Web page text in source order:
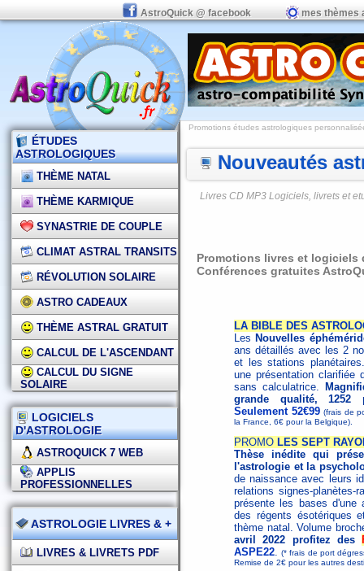
AstroQuick @ facebook mes thèmes
ÉTUDES
ASTROLOGIQUES
THÈME NATAL
THÈME KARMIQUE
SYNASTRIE DE COUPLE
CLIMAT ASTRAL TRANSITS
RÉVOLUTION SOLAIRE
ASTRO CADEAUX
THÈME ASTRAL GRATUIT
CALCUL DE L'ASCENDANT
CALCUL DU SIGNE
SOLAIRE
LOGICIELS
D'ASTROLOGIE
ASTROQUICK 7 WEB
APPLIS
PROFESSIONNELLES
ASTROLOGIE LIVRES & +
LIVRES & LIVRETS PDF
Promotions études astrologiques
Nouveautés
Livres CD MP3 Logiciels, livrets et
Promotions livres et logiciels
Conférences gratuites
LA BIBLE DES
Les Nouvelles
ans détaillés avec les 2
et les stations
une présentation clarifiée
sans calculatrice.
grande qualité, 1252
Seulement 52€99(frais de
la France, 6€ pour la Belgique).
PROMO LES SEPT
Thèse inédite qui
l'astrologie et la
de naissance avec leurs
relations signes-planètes-
présente les bases d'une
des régents ésotériques
thème natal. Volume
avril 2022 profitez des
ASPE22.(* frais de port
Remise de 2€ pour les autres